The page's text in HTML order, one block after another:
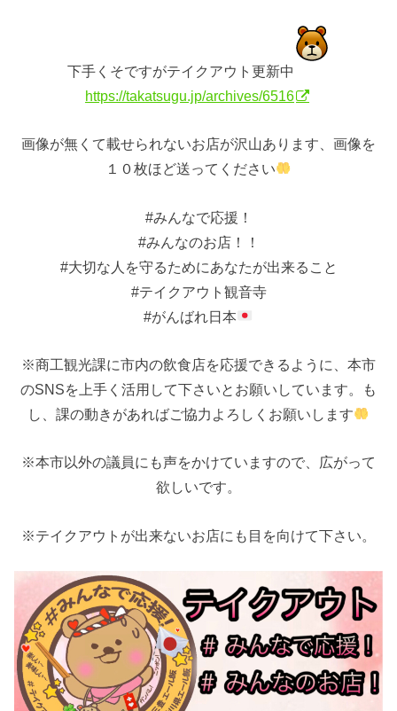
下手くそですがテイクアウト更新中
https://takatsugu.jp/archives/6516
画像が無くて載せられないお店が沢山あります、画像を
１０枚ほど送ってください
#みんなで応援！
#みんなのお店！！
#大切な人を守るためにあなたが出来ること
#テイクアウト観音寺
#がんばれ日本
※商工観光課に市内の飲食店を応援できるように、本市
のSNSを上手く活用して下さいとお願いしています。も
し、課の動きがあればご協力よろしくお願いします
※本市以外の議員にも声をかけていますので、広がって
欲しいです。
※テイクアウトが出来ないお店にも目を向けて下さい。